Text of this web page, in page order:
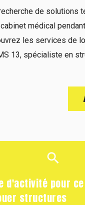
de solutions
médical
les services de
13, spécialiste en
d'activité pour ce
structures